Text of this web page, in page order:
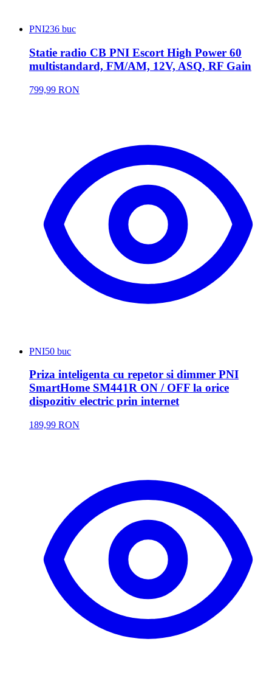
PNI236 buc
Statie radio CB PNI Escort High Power 60
multistandard, FM/AM, 12V, ASQ, RF Gain
799,99 RON
PNI50 buc
Priza inteligenta cu repetor si dimmer PNI
SmartHome SM441R ON / OFF la orice
dispozitiv electric prin internet
189,99 RON